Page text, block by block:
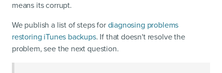
means its corrupt.
We publish a list of steps for diagnosing problems
restoring iTunes backups. If that doesn't resolve the
problem, see the next question.